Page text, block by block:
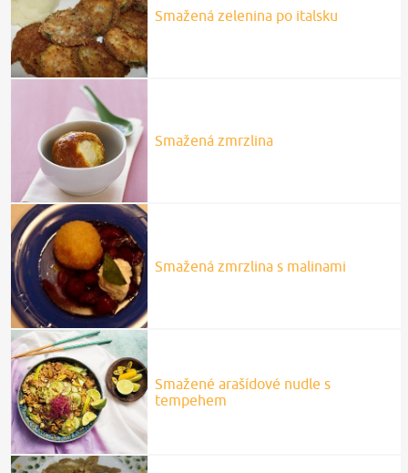
Smažená zelenina po italsku
Smažená zmrzlina
Smažená zmrzlina s malinami
Smažené arašídové nudle s
tempehem